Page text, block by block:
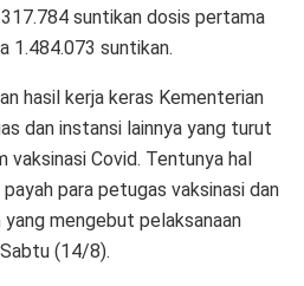
suntikan dosis pertama
1.484.073 suntikan.
hasil kerja keras Kementerian
dan instansi lainnya yang turut
Covid. Tentunya hal
para petugas vaksinasi dan
mengebut pelaksanaan
(14/8).